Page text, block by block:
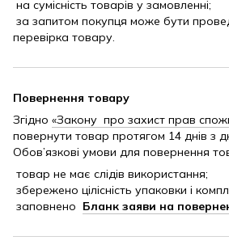
на сумісність товарів у замовленні;
за запитом покупця може бути
перевірка товару.
Повернення товару
Згідно «Закону про захист прав
повернути товар протягом 14 днів з
Обов’язкові умови для повернення
товар не має слідів використання;
збережено цілісність упаковки і
заповнено Бланк заяви на